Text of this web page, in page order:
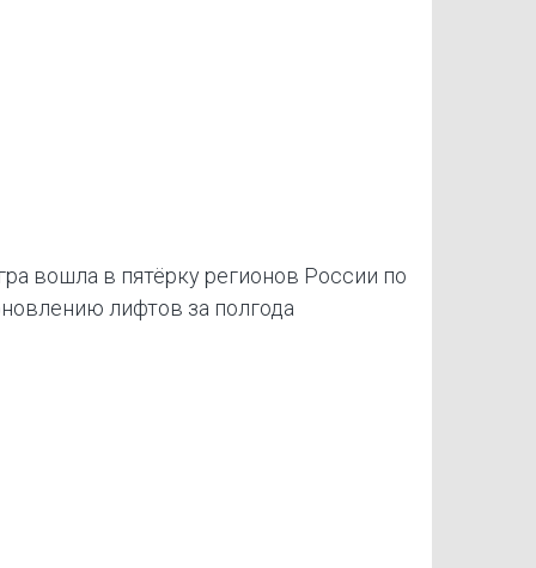
вошла в пятёрку регионов России по
лифтов за полгода